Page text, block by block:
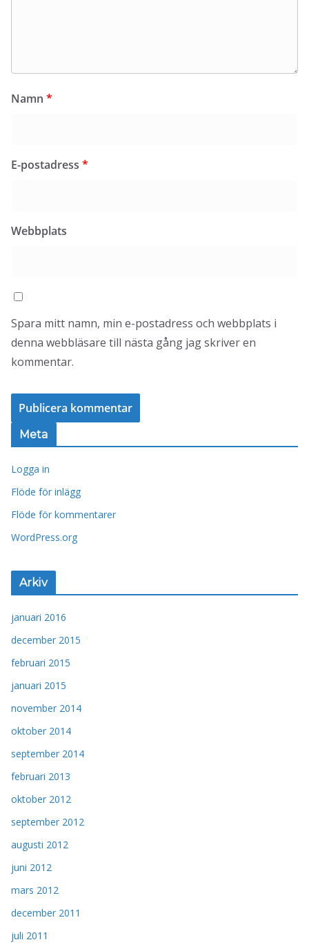
Namn *
E-postadress *
Webbplats
Spara mitt namn, min e-postadress och webbplats i
denna webbläsare till nästa gång jag skriver en
kommentar.
Meta
Logga in
Flöde för inlägg
Flöde för kommentarer
WordPress.org
Arkiv
januari 2016
december 2015
februari 2015
januari 2015
november 2014
oktober 2014
september 2014
februari 2013
oktober 2012
september 2012
augusti 2012
juni 2012
mars 2012
december 2011
juli 2011